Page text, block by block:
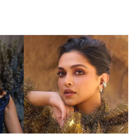
एक खबर के अनुसार जहीर खान
के लिए क्रिकेट खेलना शुरू कर
पाकिस्तान क्रिकेट बोर्ड है। पीसीबी
Next Article